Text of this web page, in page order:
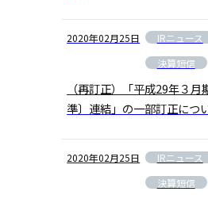
2020年02月25日 IRニュース
決算短信
（再訂正）「平成29年３
準〕連結」の一部訂正につ
2020年02月25日 IRニュース
決算短信